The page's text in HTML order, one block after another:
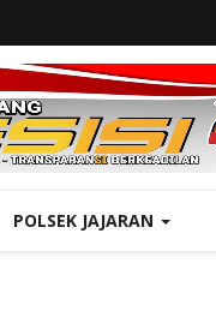
POLSEK JAJARAN